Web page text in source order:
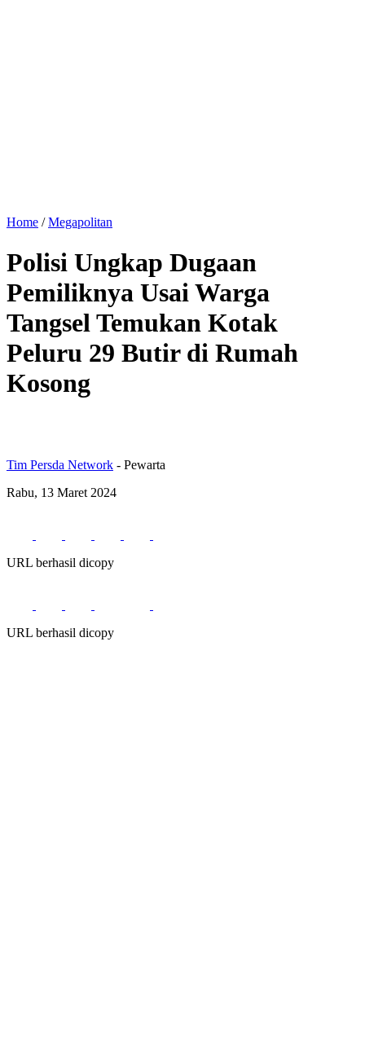
Home /Megapolitan
Polisi Ungkap Dugaan
Pemiliknya Usai Warga
Tangsel Temukan Kotak
Peluru 29 Butir di Rumah
Kosong
Tim Persda Network - Pewarta
Rabu, 13 Maret 2024
URL berhasil dicopy
URL berhasil dicopy